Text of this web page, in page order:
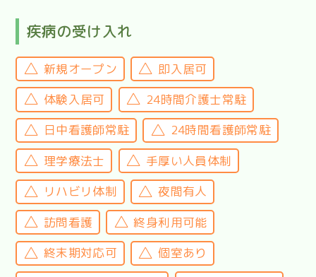
疾病の受け入れ
新規オープン
即入居可
体験入居可
24時間介護士常駐
日中看護師常駐
24時間看護師常駐
理学療法士
手厚い人員体制
リハビリ体制
夜間有人
訪問看護
終身利用可能
終末期対応可
個室あり